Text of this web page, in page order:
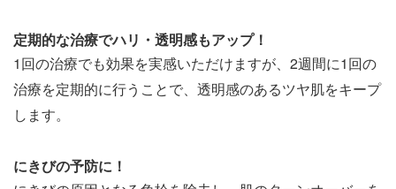
定期的な治療でハリ・透明感もアップ！
1回の治療でも効果を実感いただけますが、2週間に1回の
治療を定期的に行うことで、透明感のあるツヤ肌をキープ
します。
にきびの予防に！